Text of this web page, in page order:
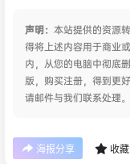
声明： 本站提供的资源
得将上述内容用于商业
内，从您的电脑中彻底
版，购买注册，得到更
请邮件与我们联系处理。
海报分享 收藏